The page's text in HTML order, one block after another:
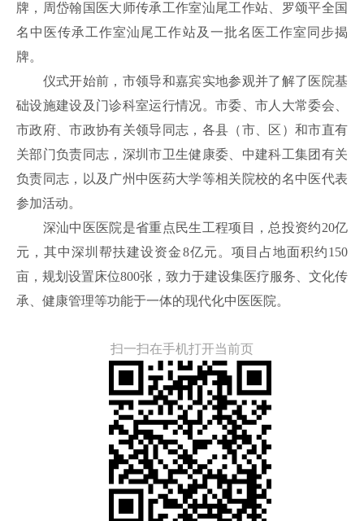
牌，周岱翰国医大师传承工作室汕尾工作站、罗颂平全国
名中医传承工作室汕尾工作站及一批名医工作室同步揭
牌。
仪式开始前，市领导和嘉宾实地参观并了解了医院基
础设施建设及门诊科室运行情况。市委、市人大常委会、
市政府、市政协有关领导同志，各县（市、区）和市直有
关部门负责同志，深圳市卫生健康委、中建科工集团有关
负责同志，以及广州中医药大学等相关院校的名中医代表
参加活动。
深汕中医医院是省重点民生工程项目，总投资约20亿
元，其中深圳帮扶建设资金8亿元。项目占地面积约150
亩，规划设置床位800张，致力于建设集医疗服务、文化传
承、健康管理等功能于一体的现代化中医医院。
扫一扫在手机打开当前页